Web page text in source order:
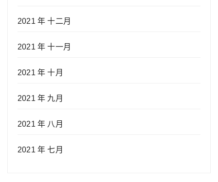
2021 年 十二月
2021 年 十一月
2021 年 十月
2021 年 九月
2021 年 八月
2021 年 七月